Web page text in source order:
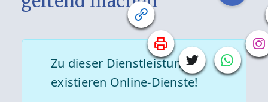
Zu dieser Dienstleistung
existieren Online-Dienste!